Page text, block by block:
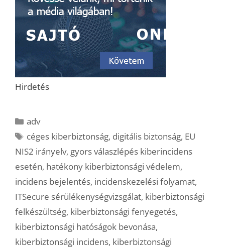
Hirdetés
Kategória
adv
Címkék
céges kiberbiztonság, digitális biztonság, EU
NIS2 irányelv, gyors válaszlépés kiberincidens
esetén, hatékony kiberbiztonsági védelem,
incidens bejelentés, incidenskezelési folyamat,
ITSecure sérülékenységvizsgálat, kiberbiztonsági
felkészültség, kiberbiztonsági fenyegetés,
kiberbiztonsági hatóságok bevonása,
kiberbiztonsági incidens, kiberbiztonsági